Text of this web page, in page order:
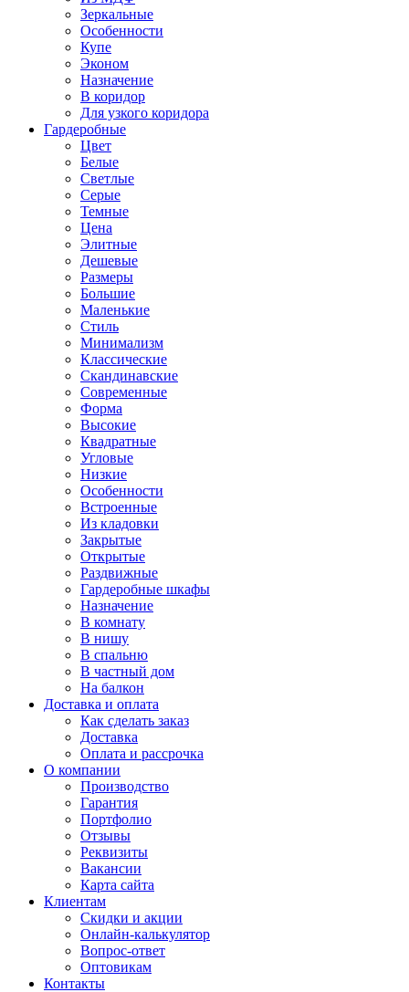
Зеркальные
Особенности
Купе
Эконом
Назначение
В коридор
Для узкого коридора
Гардеробные
Цвет
Белые
Светлые
Серые
Темные
Цена
Элитные
Дешевые
Размеры
Большие
Маленькие
Стиль
Минимализм
Классические
Скандинавские
Современные
Форма
Высокие
Квадратные
Угловые
Низкие
Особенности
Встроенные
Из кладовки
Закрытые
Открытые
Раздвижные
Гардеробные шкафы
Назначение
В комнату
В нишу
В спальню
В частный дом
На балкон
Доставка и оплата
Как сделать заказ
Доставка
Оплата и рассрочка
О компании
Производство
Гарантия
Портфолио
Отзывы
Реквизиты
Вакансии
Карта сайта
Клиентам
Скидки и акции
Онлайн-калькулятор
Вопрос-ответ
Оптовикам
Контакты